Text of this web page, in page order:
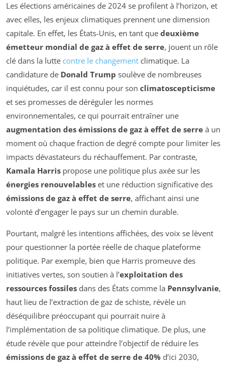
Les élections américaines de 2024 se profilent à l’horizon, et
avec elles, les enjeux climatiques prennent une dimension
capitale. En effet, les États-Unis, en tant que deuxième
émetteur mondial de gaz à effet de serre, jouent un rôle
clé dans la lutte contre le changement climatique. La
candidature de Donald Trump soulève de nombreuses
inquiétudes, car il est connu pour son climatoscepticisme
et ses promesses de déréguler les normes
environnementales, ce qui pourrait entraîner une
augmentation des émissions de gaz à effet de serre à un
moment où chaque fraction de degré compte pour limiter les
impacts dévastateurs du réchauffement. Par contraste,
Kamala Harris propose une politique plus axée sur les
énergies renouvelables et une réduction significative des
émissions de gaz à effet de serre, affichant ainsi une
volonté d’engager le pays sur un chemin durable.
Pourtant, malgré les intentions affichées, des voix se lèvent
pour questionner la portée réelle de chaque plateforme
politique. Par exemple, bien que Harris promeuve des
initiatives vertes, son soutien à l’exploitation des
ressources fossiles dans des États comme la Pennsylvanie,
haut lieu de l’extraction de gaz de schiste, révèle un
déséquilibre préoccupant qui pourrait nuire à
l’implémentation de sa politique climatique. De plus, une
étude révèle que pour atteindre l’objectif de réduire les
émissions de gaz à effet de serre de 40% d’ici 2030,